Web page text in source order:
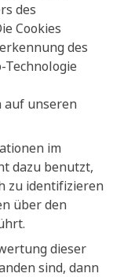
des
Cookies
des
auf unseren
im
dazu benutzt,
zu identifizieren
über den
dieser
sind, dann